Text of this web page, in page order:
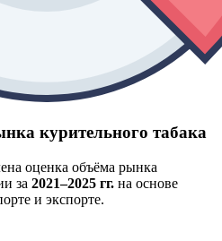
курительного табака
оценка объёма рынка
за 2021–2025 гг. на основе
и экспорте.